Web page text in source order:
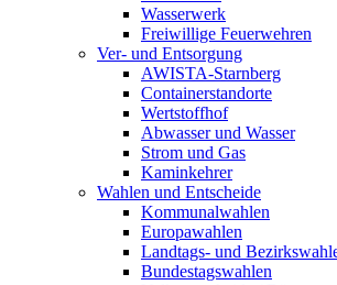
Wasserwerk
Freiwillige Feuerwehren
Ver- und Entsorgung
AWISTA-Starnberg
Containerstandorte
Wertstoffhof
Abwasser und Wasser
Strom und Gas
Kaminkehrer
Wahlen und Entscheide
Kommunalwahlen
Europawahlen
Landtags- und
Bundestagswahlen